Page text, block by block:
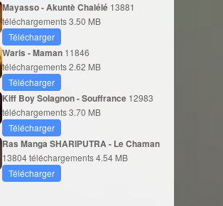
Mayasso - Akuntè Chalélé 13881
téléchargements3.50 MB
Télécharger
Waris - Maman 11846
téléchargements2.62 MB
Télécharger
Kiff Boy Solagnon - Souffrance 12983
téléchargements3.70 MB
Télécharger
Ras Manga SHARIPUTRA - Le Chaman
13804 téléchargements4.54 MB
Télécharger